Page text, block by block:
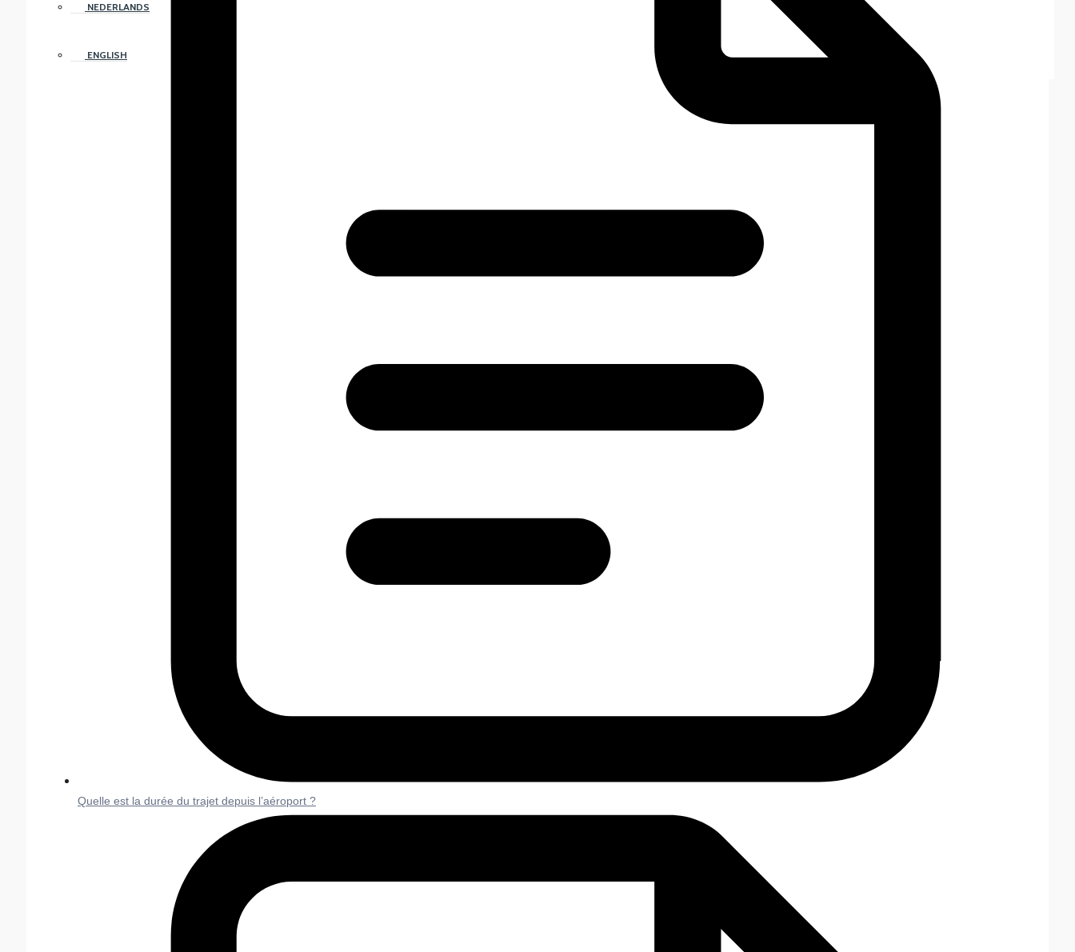
NEDERLANDS
ENGLISH
Quelle est la durée du trajet depuis l’aéroport ?